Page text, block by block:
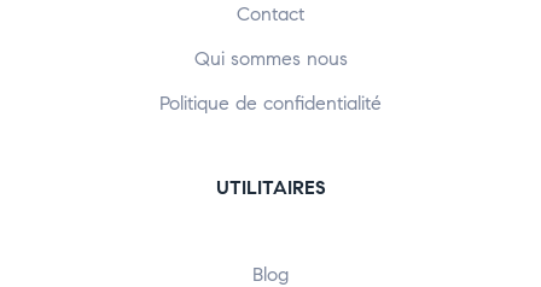
Contact
Qui sommes nous
Politique de confidentialité
UTILITAIRES
Blog